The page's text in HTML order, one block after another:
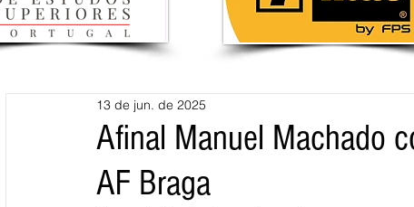
Afinal Manuel Machado
AF Braga
13 de jun. de 2025